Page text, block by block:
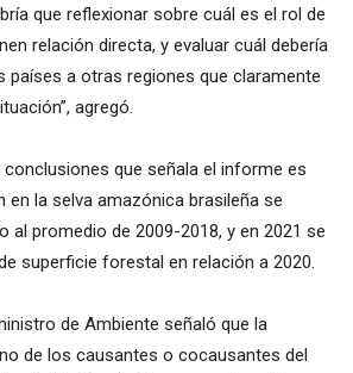
que reflexionar sobre cuál es el rol de
relación directa, y evaluar cuál debería
países a otras regiones que claramente
agregó.
conclusiones que señala el informe es
en la selva amazónica brasileña se
al promedio de 2009-2018, y en 2021 se
superficie forestal en relación a 2020.
de Ambiente señaló que la
de los causantes o cocausantes del